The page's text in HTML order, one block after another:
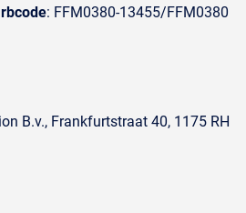
: FFM0380-13455/FFM0380
B.v., Frankfurtstraat 40, 1175 RH